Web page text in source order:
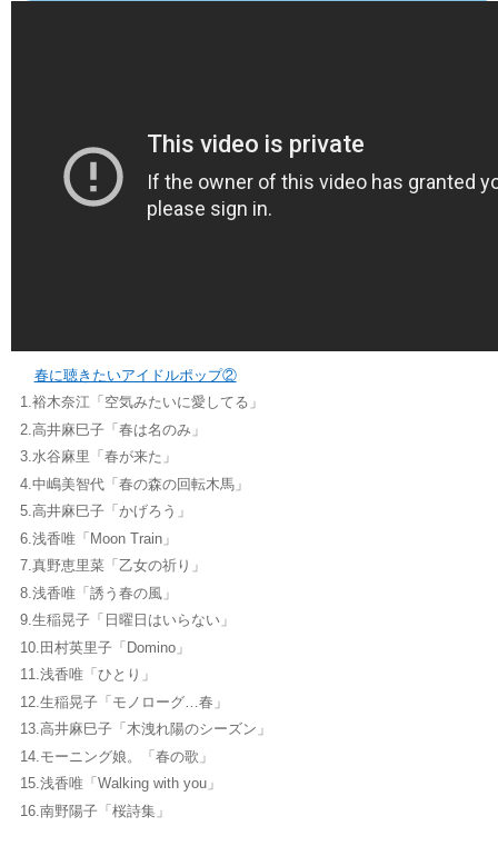
春に聴きたいアイドルポップ②
1.裕木奈江「空気みたいに愛してる」
2.高井麻巳子「春は名のみ」
3.水谷麻里「春が来た」
4.中嶋美智代「春の森の回転木馬」
5.高井麻巳子「かげろう」
6.浅香唯「Moon Train」
7.真野恵里菜「乙女の祈り」
8.浅香唯「誘う春の風」
9.生稲晃子「日曜日はいらない」
10.田村英里子「Domino」
11.浅香唯「ひとり」
12.生稲晃子「モノローグ…春」
13.高井麻巳子「木洩れ陽のシーズン」
14.モーニング娘。「春の歌」
15.浅香唯「Walking with you」
16.南野陽子「桜詩集」